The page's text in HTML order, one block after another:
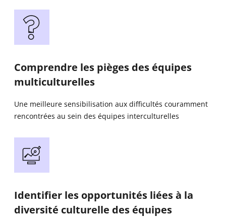
Comprendre les pièges des équipes
multiculturelles
Une meilleure sensibilisation aux difficultés couramment
rencontrées au sein des équipes interculturelles
Identifier les opportunités liées à la
diversité culturelle des équipes